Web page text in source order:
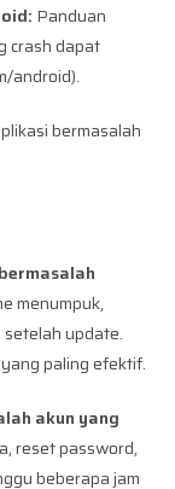
Panduan
crash dapat
android).
bermasalah
menumpuk,
update.
paling efektif.
akun yang
reset password,
beberapa jam